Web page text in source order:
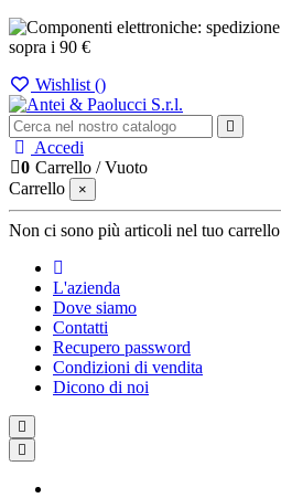
sopra i 90 €
Wishlist ()
Accedi
0 Carrello /Vuoto
Carrello
×
Non ci sono più articoli nel tuo carrello
L'azienda
Dove siamo
Contatti
Recupero password
Condizioni di vendita
Dicono di noi